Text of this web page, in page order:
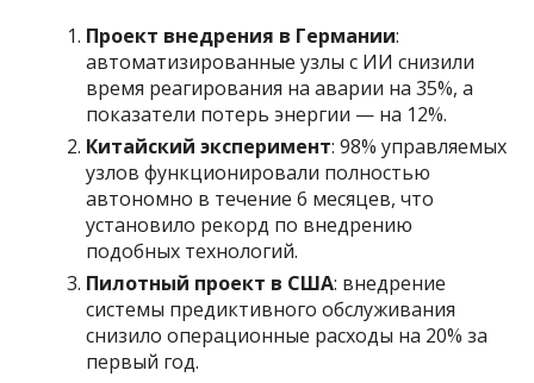
Проект внедрения в Германии:
автоматизированные узлы с ИИ снизили
время реагирования на аварии на 35%, а
показатели потерь энергии — на 12%.
Китайский эксперимент: 98% управляемых
узлов функционировали полностью
автономно в течение 6 месяцев, что
установило рекорд по внедрению
подобных технологий.
Пилотный проект в США: внедрение
системы предиктивного обслуживания
снизило операционные расходы на 20% за
первый год.